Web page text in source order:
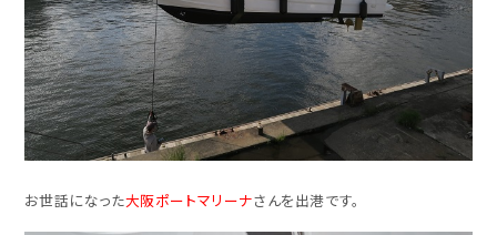
お世話になった大阪ポートマリーナさんを出港です。